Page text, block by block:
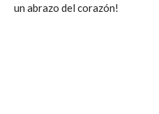
un abrazo del corazón!